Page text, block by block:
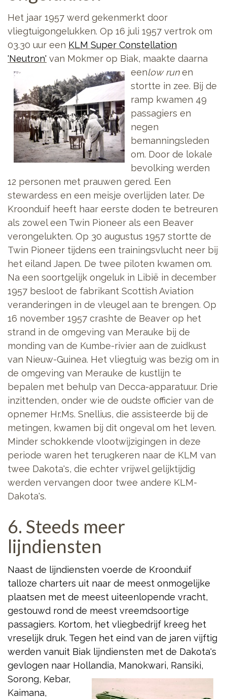
Het jaar 1957 werd gekenmerkt door
vliegtuigongelukken. Op 16 juli 1957 vertrok om
03.30 uur een KLM Super Constellation
'Neutron' van Mokmer op Biak, maakte daarna
eenlow runen
stortte in zee. Bij de
ramp kwamen 49
passagiers en
negen
bemanningsleden
om. Door de lokale
bevolking werden
12 personen met prauwen gered. Een
stewardess en een meisje overlijden later. De
Kroonduif heeft haar eerste doden te betreuren
als zowel een Twin Pioneer als een Beaver
verongelukten. Op 30 augustus 1957 stortte de
Twin Pioneer tijdens een trainingsvlucht neer bij
het eiland Japen. De twee piloten kwamen om.
Na een soortgelijk ongeluk in Libië in december
1957 besloot de fabrikant Scottish Aviation
veranderingen in de vleugel aan te brengen. Op
16 november 1957 crashte de Beaver op het
strand in de omgeving van Merauke bij de
monding van de Kumbe-rivier aan de zuidkust
van Nieuw-Guinea. Het vliegtuig was bezig om in
de omgeving van Merauke de kustlijn te
bepalen met behulp van Decca-apparatuur. Drie
inzittenden, onder wie de oudste officier van de
opnemer Hr.Ms. Snellius, die assisteerde bij de
metingen, kwamen bij dit ongeval om het leven.
Minder schokkende vlootwijzigingen in deze
periode waren het terugkeren naar de KLM van
twee Dakota's, die echter vrijwel gelijktijdig
werden vervangen door twee andere KLM-
Dakota's.
6. Steeds meer
lijndiensten
Naast de lijndiensten voerde de Kroonduif
talloze charters uit naar de meest onmogelijke
plaatsen met de meest uiteenlopende vracht,
gestouwd rond de meest vreemdsoortige
passagiers. Kortom, het vliegbedrijf kreeg het
vreselijk druk. Tegen het eind van de jaren vijftig
werden vanuit Biak lijndiensten met de Dakota's
gevlogen naar Hollandia, Manokwari, Ransiki,
Sorong, Kebar,
Kaimana,